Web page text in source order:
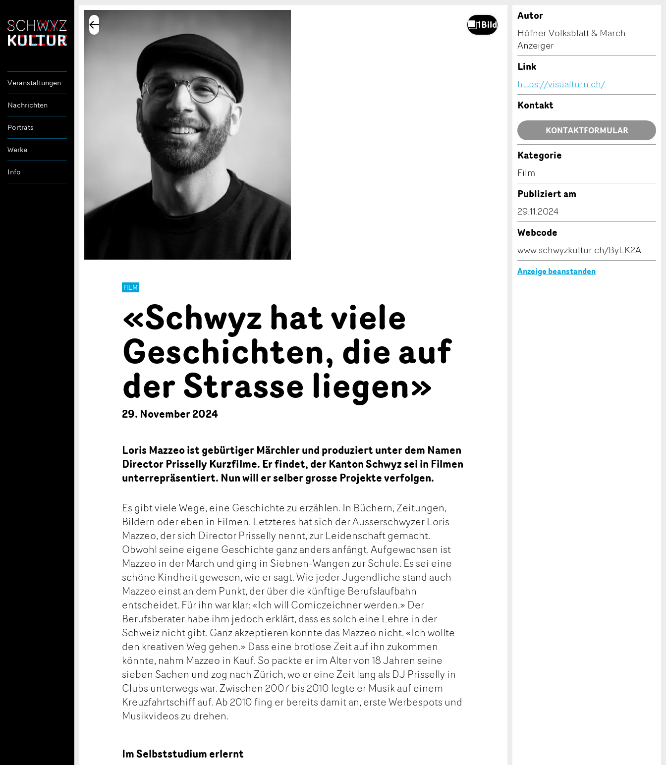
Veranstaltungen
Nachrichten
Porträts
Werke
Info
FILM
«Schwyz hat viele
Geschichten, die auf
der Strasse liegen»
29. November 2024
Loris Mazzeo ist gebürtiger Märchler und produziert unter dem Namen
Director Prisselly Kurzfilme. Er findet, der Kanton Schwyz sei in Filmen
unterrepräsentiert. Nun will er selber grosse Projekte verfolgen.
Es gibt viele Wege, eine Geschichte zu erzählen. In Büchern, Zeitungen,
Bildern oder eben in Filmen. Letzteres hat sich der Ausserschwyzer Loris
Mazzeo, der sich Director Prisselly nennt, zur Leidenschaft gemacht.
Obwohl seine eigene Geschichte ganz anders anfängt. Aufgewachsen ist
Mazzeo in der March und ging in Siebnen-Wangen zur Schule. Es sei eine
schöne Kindheit gewesen, wie er sagt. Wie jeder Jugendliche stand auch
Mazzeo einst an dem Punkt, der über die künftige Berufslaufbahn
entscheidet. Für ihn war klar: «Ich will Comiczeichner werden.» Der
Berufsberater habe ihm jedoch erklärt, dass es solch eine Lehre in der
Schweiz nicht gibt. Ganz akzeptieren konnte das Mazzeo nicht. «Ich wollte
den kreativen Weg gehen.» Dass eine brotlose Zeit auf ihn zukommen
könnte, nahm Mazzeo in Kauf. So packte er im Alter von 18 Jahren seine
sieben Sachen und zog nach Zürich, wo er eine Zeit lang als DJ Prisselly in
Clubs unterwegs war. Zwischen 2007 bis 2010 legte er Musik auf einem
Kreuzfahrtschiff auf. Ab 2010 fing er bereits damit an, erste Werbespots und
Musikvideos zu drehen.
Im Selbststudium erlernt
Autor
Höfner Volksblatt & March
Anzeiger
Link
https://visualturn.ch/
Kontakt
KONTAKTFORMULAR
Kategorie
Film
Publiziert am
29.11.2024
Webcode
www.schwyzkultur.ch/ByLK2A
Anzeige beanstanden